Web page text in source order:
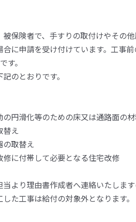
保険者で、手すりの取付けやその
に申請を受け付けています。工事
す。
のとおりです。
の円滑化等のための床又は通路面の
替え
の取替え
修に付帯して必要となる住宅改修
より理由書作成者へ連絡いたしま
た工事は給付の対象外となります。